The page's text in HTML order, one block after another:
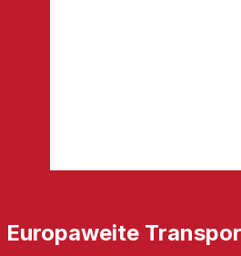
Europaweite